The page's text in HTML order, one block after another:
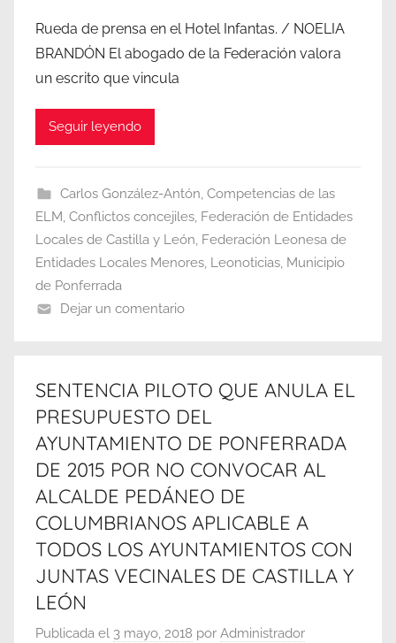
Rueda de prensa en el Hotel Infantas. / NOELIA
BRANDÓN El abogado de la Federación valora
un escrito que vincula
Seguir leyendo
Carlos González-Antón, Competencias de las
ELM, Conflictos concejiles, Federación de Entidades
Locales de Castilla y León, Federación Leonesa de
Entidades Locales Menores, Leonoticias, Municipio
de Ponferrada
Dejar un comentario
SENTENCIA PILOTO QUE ANULA EL
PRESUPUESTO DEL
AYUNTAMIENTO DE PONFERRADA
DE 2015 POR NO CONVOCAR AL
ALCALDE PEDÁNEO DE
COLUMBRIANOS APLICABLE A
TODOS LOS AYUNTAMIENTOS CON
JUNTAS VECINALES DE CASTILLA Y
LEÓN
Publicada el 3 mayo, 2018 por Administrador